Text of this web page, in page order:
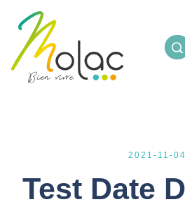
2021-11-04
Test Date